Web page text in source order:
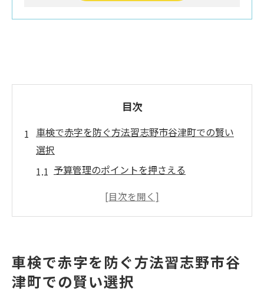
目次
車検で赤字を防ぐ方法習志野市谷津町での賢い
選択
予算管理のポイントを押さえる
地元で最適な業者を見つけるためのステッ
必要な整備と不要な整備を見極める
計画的なメンテナンスで長期的な節約
車検で赤字を防ぐ方法習志野市谷
津町での賢い選択